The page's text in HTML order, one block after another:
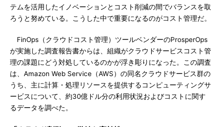
テムを活用したイノベーションとコスト削減の間でバランスを取
ろうと努めている。こうした中で重要になるのがコスト管理だ。
FinOps（クラウドコスト管理）ツールベンダーのProsperOps
が実施した調査報告書からは、組織がクラウドサービスコスト管
理の課題にどう対処しているのかが浮き彫りになった。この調査
は、Amazon Web Service（AWS）の同名クラウドサービス群の
うち、主に計算・処理リソースを提供するコンピューティングサ
ービスについて、約30億ドル分の利用状況およびコストに関す
るデータを調べた。